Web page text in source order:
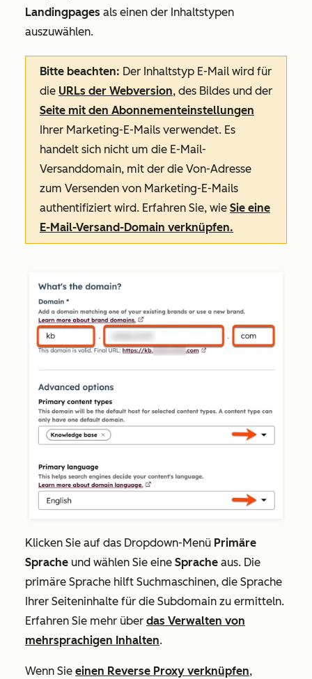
Landingpages als einen der Inhaltstypen
auszuwählen.
Bitte beachten: Der Inhaltstyp E-Mail wird für
die URLs der Webversion, des Bildes und der
Seite mit den Abonnementeinstellungen
Ihrer Marketing-E-Mails verwendet. Es
handelt sich nicht um die E-Mail-
Versanddomain, mit der die Von-Adresse
zum Versenden von Marketing-E-Mails
authentifiziert wird. Erfahren Sie, wie Sie eine
E-Mail-Versand-Domain verknüpfen.
Klicken Sie auf das Dropdown-Menü Primäre
Sprache und wählen Sie eine Sprache aus. Die
primäre Sprache hilft Suchmaschinen, die Sprache
Ihrer Seiteninhalte für die Subdomain zu ermitteln.
Erfahren Sie mehr über das Verwalten von
mehrsprachigen Inhalten.
Wenn Sie einen Reverse Proxy verknüpfen,